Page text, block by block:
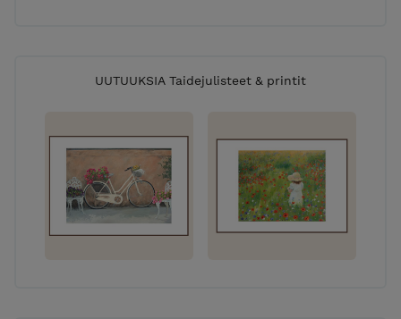
UUTUUKSIA Taidejulisteet & printit